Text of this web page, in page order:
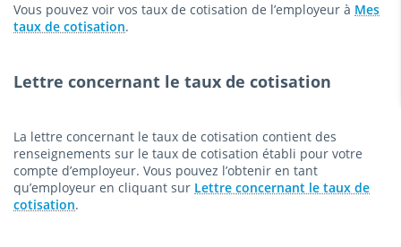
Vous pouvez voir vos taux de cotisation de l’employeur à Mes
taux de cotisation.
Lettre concernant le taux de cotisation
La lettre concernant le taux de cotisation contient des
renseignements sur le taux de cotisation établi pour votre
compte d’employeur. Vous pouvez l’obtenir en tant
qu’employeur en cliquant sur Lettre concernant le taux de
cotisation.